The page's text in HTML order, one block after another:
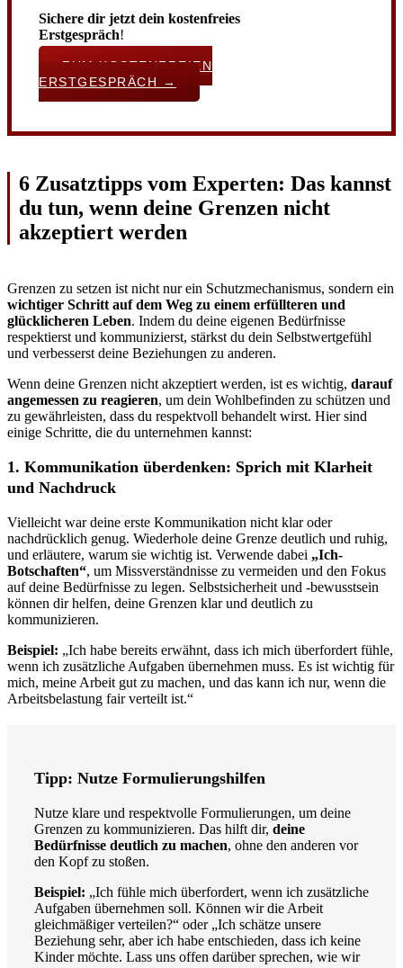
Sichere dir jetzt dein kostenfreies
Erstgespräch!
ZUM KOSTENFREIEN
ERSTGESPRÄCH →
6 Zusatztipps vom Experten: Das kannst
du tun, wenn deine Grenzen nicht
akzeptiert werden
Grenzen zu setzen ist nicht nur ein Schutzmechanismus, sondern ein
wichtiger Schritt auf dem Weg zu einem erfüllteren und
glücklicheren Leben. Indem du deine eigenen Bedürfnisse
respektierst und kommunizierst, stärkst du dein Selbstwertgefühl
und verbesserst deine Beziehungen zu anderen.
Wenn deine Grenzen nicht akzeptiert werden, ist es wichtig, darauf
angemessen zu reagieren, um dein Wohlbefinden zu schützen und
zu gewährleisten, dass du respektvoll behandelt wirst. Hier sind
einige Schritte, die du unternehmen kannst:
1. Kommunikation überdenken: Sprich mit Klarheit
und Nachdruck
Vielleicht war deine erste Kommunikation nicht klar oder
nachdrücklich genug. Wiederhole deine Grenze deutlich und ruhig,
und erläutere, warum sie wichtig ist. Verwende dabei „Ich-
Botschaften“, um Missverständnisse zu vermeiden und den Fokus
auf deine Bedürfnisse zu legen. Selbstsicherheit und -bewusstsein
können dir helfen, deine Grenzen klar und deutlich zu
kommunizieren.
Beispiel: „Ich habe bereits erwähnt, dass ich mich überfordert fühle,
wenn ich zusätzliche Aufgaben übernehmen muss. Es ist wichtig für
mich, meine Arbeit gut zu machen, und das kann ich nur, wenn die
Arbeitsbelastung fair verteilt ist.“
Tipp: Nutze Formulierungshilfen
Nutze klare und respektvolle Formulierungen, um deine
Grenzen zu kommunizieren. Das hilft dir, deine
Bedürfnisse deutlich zu machen, ohne den anderen vor
den Kopf zu stoßen.
Beispiel: „Ich fühle mich überfordert, wenn ich zusätzliche
Aufgaben übernehmen soll. Können wir die Arbeit
gleichmäßiger verteilen?“ oder „Ich schätze unsere
Beziehung sehr, aber ich habe entschieden, dass ich keine
Kinder möchte. Lass uns offen darüber sprechen, wie wir